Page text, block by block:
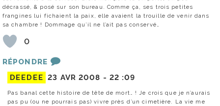
décrassé, & posé sur son bureau. Comme ça, ses trois petites
frangines lui fichaient la paix, elle avaient la trouille de venir dans
sa chambre ! Dommage qu’il ne l’ait pas conservé…
0
RÉPONDRE
DEEDEE 23 AVR 2008 - 22 :09
Pas banal cette histoire de tête de mort… ! Je crois que je n’aurais
pas pu (ou ne pourrais pas) vivre près d’un cimetière. La vie me